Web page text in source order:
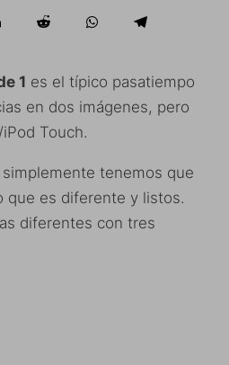
1 es el típico pasatiempo
en dos imágenes, pero
Touch.
tenemos que
que es diferente y listos.
diferentes con tres